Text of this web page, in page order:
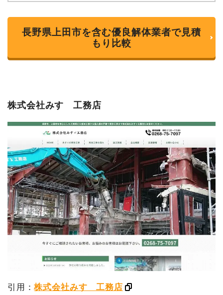
長野県上田市を含む優良解体業者で見積
もり比較
株式会社みすゞ工務店
引用：株式会社みすゞ工務店